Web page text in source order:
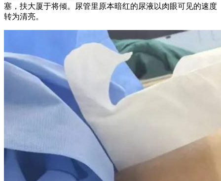
塞，扶大厦于将倾。尿管里原本暗红的尿液以肉眼可见的速度
转为清亮。